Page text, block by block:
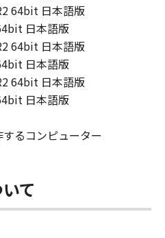
ライセンサー、キヤノ
関連会社、それらの販
いずれも、「本ソフト
フトウェア」の使用に
様と第三者との間に生
ても、一切責任を負わ
ールした時点で発効
より終了されるまで有
64bit 日本語版
日本語版
64bit 日本語版
日本語版
64bit 日本語版
日本語版
るコンピューター
て